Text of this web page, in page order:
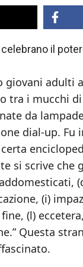
il
giovani adulti
tra i mucchi
da
dial-up. Fu
si scrive che
(i)
(l)
Questa